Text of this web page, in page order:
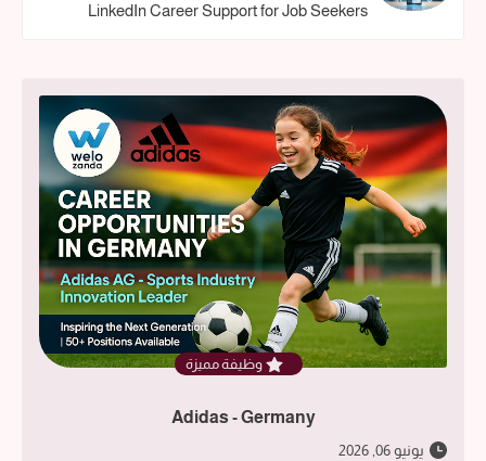
LinkedIn Career Support for Job Seekers
وظيفة مميزة
Adidas - Germany
يونيو 06, 2026